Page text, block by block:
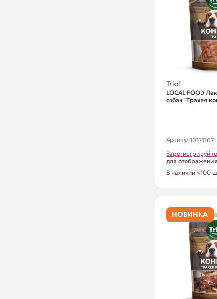
Triol
LOCAL FOOD
собак "Трахея
Артикул10171167
для
В наличии <100
НОВИНКА